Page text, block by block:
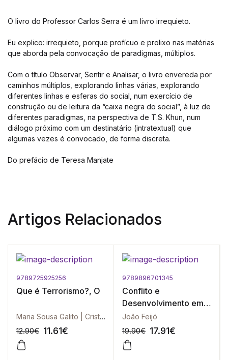
O livro do Professor Carlos Serra é um livro irrequieto.
Eu explico: irrequieto, porque profícuo e prolixo nas matérias
que aborda pela convocação de paradigmas, múltiplos.
Com o título Observar, Sentir e Analisar, o livro envereda por
caminhos múltiplos, explorando linhas várias, explorando
diferentes linhas e esferas do social, num exercício de
construção ou de leitura da “caixa negra do social”, à luz de
diferentes paradigmas, na perspectiva de T.S. Khun, num
diálogo próximo com um destinatário (intratextual) que
algumas vezes é convocado, de forma discreta.
Do prefácio de Teresa Manjate
Artigos Relacionados
9789725925256
Que é Terrorismo?, O
Maria Sousa Galito | Cristiano Garcia Mendes | Ivanaldo Santos
12.90€ 11.61€
9789896701345
Conflito e
Desenvolvimento em
Cabo Delgado
João Feijó
19.90€ 17.91€